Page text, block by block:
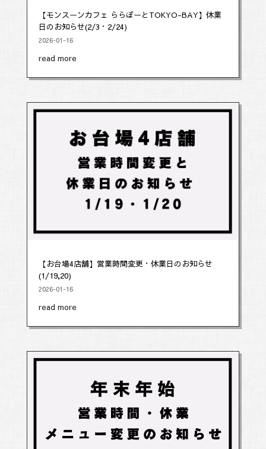
【モンスーンカフェ ららぽーとTOKYO-BAY】休業
日のお知らせ(2/3・2/24)
2026-01-16
read more
【お台場4店舗】営業時間変更・休業日のお知らせ
(1/19,20)
2026-01-16
read more